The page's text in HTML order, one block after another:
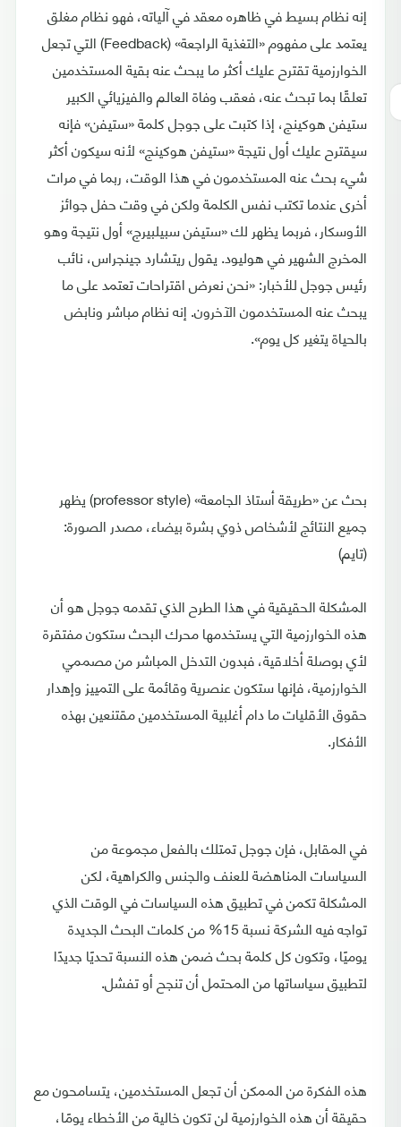
إنه نظام بسيط في ظاهره معقد في آلياته، فهو نظام مغلق
يعتمد على مفهوم «التغذية الراجعة» (Feedback) التي تجعل
الخوارزمية تقترح عليك أكثر ما يبحث عنه بقية المستخدمين
تعلقًا بما تبحث عنه، فعقب وفاة العالم والفيزيائي الكبير
ستيفن هوكينج، إذا كتبت على جوجل كلمة «ستيفن» فإنه
سيقترح عليك أول نتيجة «ستيفن هوكينج» لأنه سيكون أكثر
شيء بحث عنه المستخدمون في هذا الوقت، ربما في مرات
أخرى عندما تكتب نفس الكلمة ولكن في وقت حفل جوائز
الأوسكار، فربما يظهر لك «ستيفن سبيلبيرج» أول نتيجة وهو
المخرج الشهير في هوليود. يقول ريتشارد جينجراس، نائب
رئيس جوجل للأخبار: «نحن نعرض اقتراحات تعتمد على ما
يبحث عنه المستخدمون الآخرون. إنه نظام مباشر ونابض
بالحياة يتغير كل يوم».
بحث عن «طريقة أستاذ الجامعة» (professor style) يظهر
جميع النتائج لأشخاص ذوي بشرة بيضاء، مصدر الصورة:
(تايم)
المشكلة الحقيقية في هذا الطرح الذي تقدمه جوجل هو أن
هذه الخوارزمية التي يستخدمها محرك البحث ستكون مفتقرة
لأي بوصلة أخلاقية، فبدون التدخل المباشر من مصممي
الخوارزمية، فإنها ستكون عنصرية وقائمة على التمييز وإهدار
حقوق الأقليات ما دام أغلبية المستخدمين مقتنعين بهذه
الأفكار.
في المقابل، فإن جوجل تمتلك بالفعل مجموعة من
السياسات المناهضة للعنف والجنس والكراهية، لكن
المشكلة تكمن في تطبيق هذه السياسات في الوقت الذي
تواجه فيه الشركة نسبة 15% من كلمات البحث الجديدة
يوميًا، وتكون كل كلمة بحث ضمن هذه النسبة تحديًا جديدًا
لتطبيق سياساتها من المحتمل أن تنجح أو تفشل.
هذه الفكرة من الممكن أن تجعل المستخدمين، يتسامحون مع
حقيقة أن هذه الخوارزمية لن تكون خالية من الأخطاء يومًا،